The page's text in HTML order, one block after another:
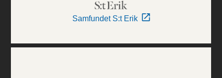
Samfundet S:t Erik